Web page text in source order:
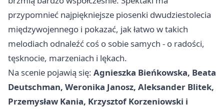
przypomnieć najpiękniejsze piosenki dwudziestolecia
międzywojennego i pokazać, jak łatwo w takich
melodiach odnaleźć coś o sobie samych - o radości,
tęsknocie, marzeniach i lękach.
Na scenie pojawią się: Agnieszka Bieńkowska, Beata
Deutschman, Weronika Janosz, Aleksander Blitek,
Przemysław Kania, Krzysztof Korzeniowski i